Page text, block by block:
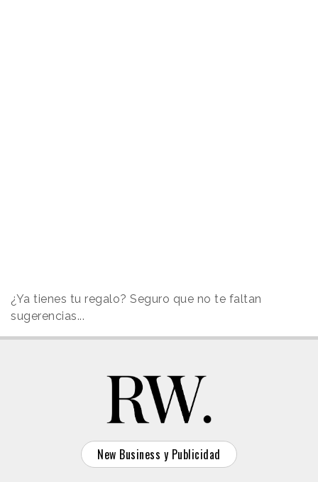
¿Ya tienes tu regalo? Seguro que no te faltan
sugerencias...
New Business y Publicidad